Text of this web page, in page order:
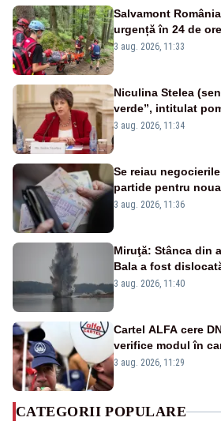
Salvamont
urgență în 24 de ore
3 aug. 2026, 11:33
Niculina Stelea
verde”, intitulat
către Bruxelles,
3 aug. 2026, 11:34
Se reiau
partide pentru
3 aug. 2026, 11:36
Miruţă: Stânca din
Bala a fost
kilograme de
3 aug. 2026, 11:40
Cartel ALFA cere
verifice modul în
centralele pe
3 aug. 2026, 11:29
CATEGORII POPULARE